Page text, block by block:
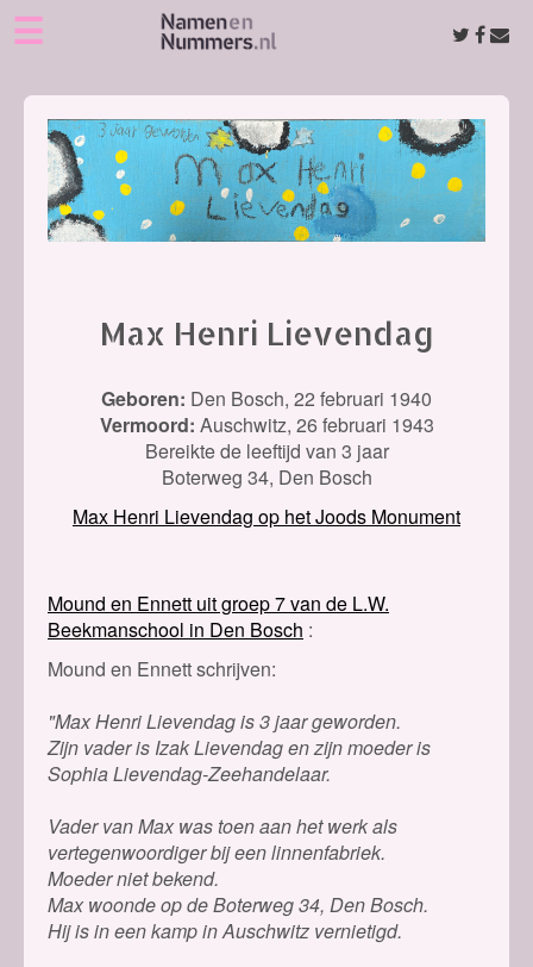
☰
Max Henri Lievendag
Geboren: Den Bosch, 22 februari 1940
Vermoord: Auschwitz, 26 februari 1943
Bereikte de leeftijd van 3 jaar
Boterweg 34, Den Bosch
Max Henri Lievendag op het Joods Monument
Mound en Ennett uit groep 7 van de L.W.
Beekmanschool in Den Bosch
Mound en Ennett schrijven:
"Max Henri Lievendag is 3 jaar geworden.
Zijn vader is Izak Lievendag en zijn moeder is
Sophia Lievendag-Zeehandelaar.
Vader van Max was toen aan het werk als
vertegenwoordiger bij een linnenfabriek.
Moeder niet bekend.
Max woonde op de Boterweg 34, Den Bosch.
Hij is in een kamp in Auschwitz vernietigd.